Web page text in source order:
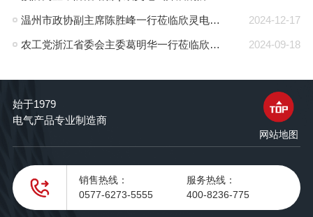
2024-12-17
温州市政协副主席陈胜峰一行莅临欣灵电气调研指导
2024-09-18
农工党浙江省委会主委葛明华一行莅临欣灵电气考察调研
始于1979
电气产品专业制造商
网站地图
销售热线：
0577-6273-5555
服务热线：
400-8236-775